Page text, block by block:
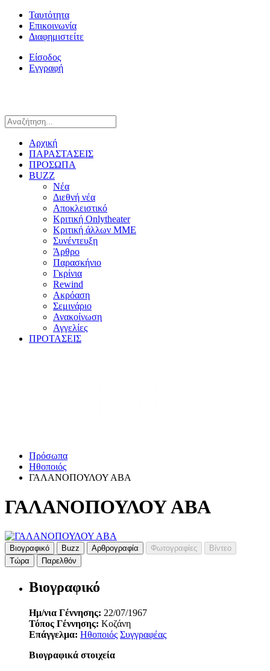
Ταυτότητα
Επικοινωνία
Διαφημιστείτε
Είσοδος
Εγγραφή
Αρχική
ΠΑΡΑΣΤΑΣΕΙΣ
ΠΡΟΣΩΠΑ
BUZZ
Νέα
Διεθνή νέα
Αποκλειστικό
Κριτική Onlytheater
Κριτική άλλων ΜΜΕ
Συνέντευξη
Άρθρο
Παρασκήνιο
Γκρίνια
Rewind
Ακρόαση
Σεμινάριο
Ανακοίνωση
Αγγελίες
ΠΡΟΤΑΣΕΙΣ
Πρόσωπα
Ηθοποιός
ΓΑΛΑΝΟΠΟΥΛΟΥ ΑΒΑ
ΓΑΛΑΝΟΠΟΥΛΟΥ ΑΒΑ
Βιογραφικό Buzz Αρθρογραφία Φωτογραφίες
Βίντεο
Τώρα
Παρελθόν
Βιογραφικό
Ημ/νια Γέννησης: 22/07/1967
Τόπος Γέννησης: Κοζάνη
Επάγγελμα: Ηθοποιός Συγγραφέας
Βιογραφικά στοιχεία